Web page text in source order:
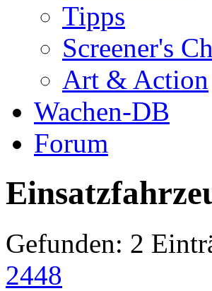
Tipps
Screener's
Art & Action
Wachen-DB
Forum
Gefunden: 2
2448